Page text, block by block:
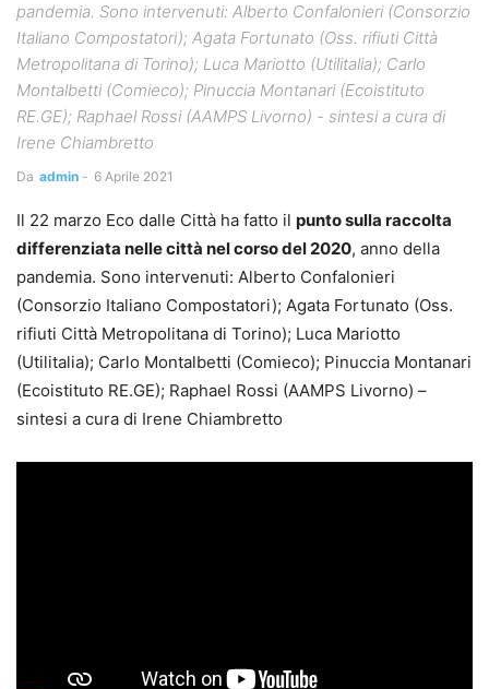
pandemia. Sono intervenuti: Alberto Confalonieri (Consorzio
Italiano Compostatori); Agata Fortunato (Oss. rifiuti Città
Metropolitana di Torino); Luca Mariotto (Utilitalia); Carlo
Montalbetti (Comieco); Pinuccia Montanari (Ecoistituto
RE.GE); Raphael Rossi (AAMPS Livorno) - sintesi a cura di
Irene Chiambretto
Da admin - 6 Aprile 2021
Il 22 marzo Eco dalle Città ha fatto il punto sulla raccolta
differenziata nelle città nel corso del 2020, anno della
pandemia. Sono intervenuti: Alberto Confalonieri
(Consorzio Italiano Compostatori); Agata Fortunato (Oss.
rifiuti Città Metropolitana di Torino); Luca Mariotto
(Utilitalia); Carlo Montalbetti (Comieco); Pinuccia Montanari
(Ecoistituto RE.GE); Raphael Rossi (AAMPS Livorno) –
sintesi a cura di Irene Chiambretto